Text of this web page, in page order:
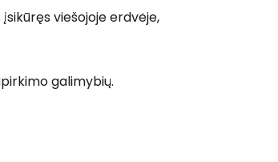
viešojoje erdvėje,
galimybių.